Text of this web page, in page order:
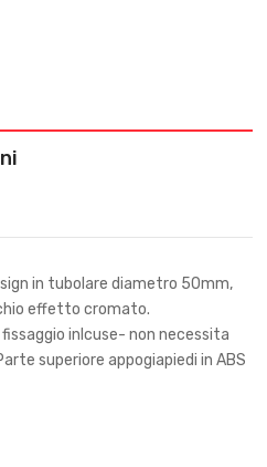
in tubolare diametro 50mm,
effetto cromato.
inlcuse- non necessita
superiore appogiapiedi in ABS